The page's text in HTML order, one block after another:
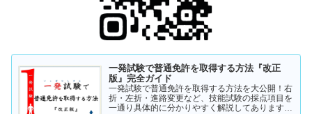
一発試験で普通免許を取得する方法『改正
版』完全ガイド
一発試験で普通免許を取得する方法を大公開！右
折・左折・進路変更など、技能試験の採点項目を
一通り具体的に分かりやすく解説してあります。